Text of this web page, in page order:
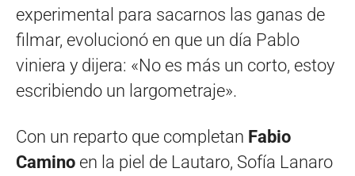
experimental para sacarnos las ganas de
filmar, evolucionó en que un día Pablo
viniera y dijera: «No es más un corto, estoy
escribiendo un largometraje».
Con un reparto que completan Fabio
Camino en la piel de Lautaro, Sofía Lanaro